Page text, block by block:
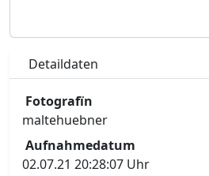
Detaildaten
Fotografïn
maltehuebner
Aufnahmedatum
02.07.21 20:28:07 Uhr